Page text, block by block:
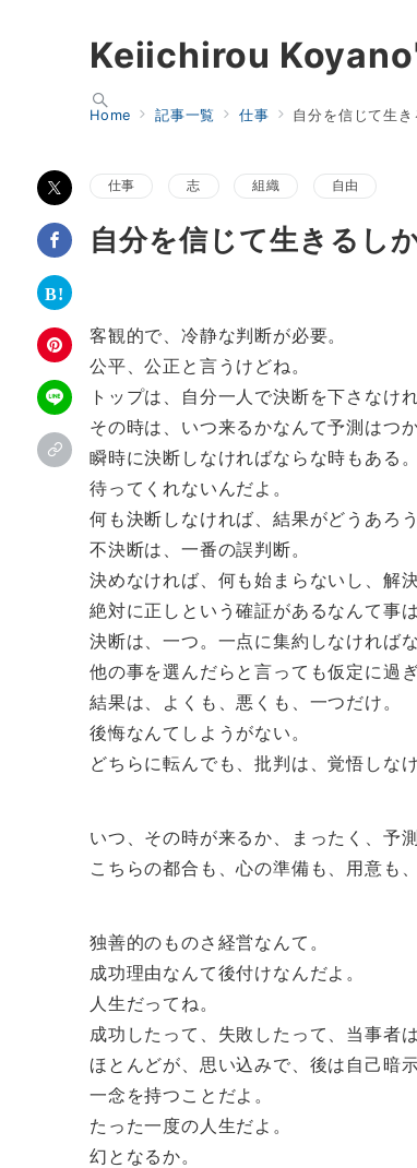
Keiichirou
Home 記事一覧 仕事 自分を信じて生き
仕事 志 組織 自由
自分を信じて生きるし
客観的で、冷静な判断が必要。
公平、公正と言うけどね。
トップは、自分一人で決断を下さなけ
その時は、いつ来るかなんて予測はつか
瞬時に決断しなければならな時もある。
待ってくれないんだよ。
何も決断しなければ、結果がどうあろ
不決断は、一番の誤判断。
決めなければ、何も始まらないし、解決
絶対に正しという確証があるなんて事
決断は、一つ。一点に集約しなければな
他の事を選んだらと言っても仮定に過ぎ
結果は、よくも、悪くも、一つだけ。
後悔なんてしようがない。
どちらに転んでも、批判は、覚悟しな
いつ、その時が来るか、まったく、予
こちらの都合も、心の準備も、用意も
独善的のものさ経営なんて。
成功理由なんて後付けなんだよ。
人生だってね。
成功したって、失敗したって、当事者
ほとんどが、思い込みで、後は自己暗示
一念を持つことだよ。
たった一度の人生だよ。
幻となるか。